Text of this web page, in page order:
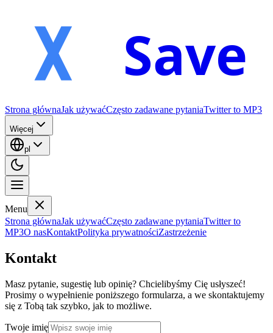
Save
Strona głównaJak używaćCzęsto zadawane pytaniaTwitter to MP3
Więcej
pl
Menu
Strona głównaJak używaćCzęsto zadawane pytaniaTwitter to
MP3O nasKontaktPolityka prywatnościZastrzeżenie
Kontakt
Masz pytanie, sugestię lub opinię? Chcielibyśmy Cię usłyszeć!
Prosimy o wypełnienie poniższego formularza, a we skontaktujemy
się z Tobą tak szybko, jak to możliwe.
Twoje imię